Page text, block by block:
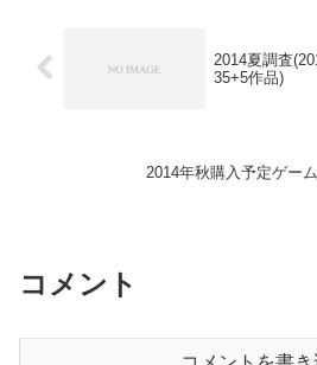
2014夏調査
35+5作品)
2014年秋購入予定ゲーム
コメント